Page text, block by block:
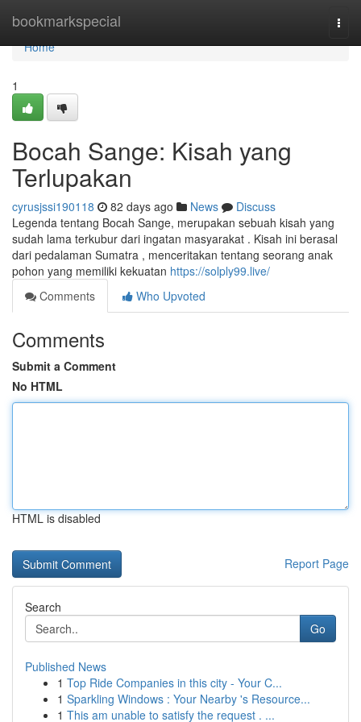
bookmarkspecial
Home
Home
1
Bocah Sange: Kisah yang
Terlupakan
cyrusjssi190118 82 days ago News
Discuss
Legenda tentang Bocah Sange, merupakan sebuah kisah yang
sudah lama terkubur dari ingatan masyarakat . Kisah ini berasal
dari pedalaman Sumatra , menceritakan tentang seorang anak
pohon yang memiliki kekuatan https://solply99.live/
Comments
Who Upvoted
Comments
Submit a Comment
No HTML
HTML is disabled
Report Page
Search
Go
Published News
1 Top Ride Companies in this city - Your C...
1 Sparkling Windows : Your Nearby 's Resource...
1 This am unable to satisfy the request . ...